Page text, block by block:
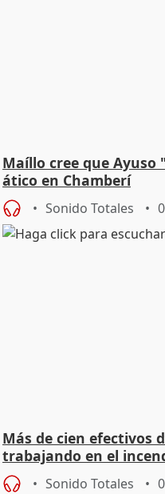
Maíllo cree que
ático en Chamberí
Sonido Totales
Más de cien efectivos
trabajando en el
Sonido Totales